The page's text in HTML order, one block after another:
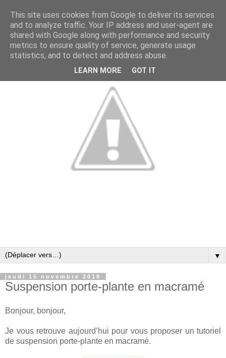
▼
jeudi 15 novembre 2018
Suspension porte-plante en macramé
Bonjour, bonjour,
Je vous retrouve aujourd’hui pour vous proposer un tutoriel
de suspension porte-plante en macramé.
This site uses cookies from Google to deliver its services
and to analyze traffic. Your IP address and user-agent are
shared with Google along with performance and security
metrics to ensure quality of service, generate usage
statistics, and to detect and address abuse.
LEARN MORE GOT IT